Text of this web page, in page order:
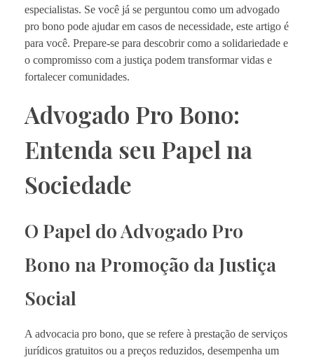
especialistas. Se você já se perguntou como um advogado
pro bono pode ajudar em casos de necessidade, este artigo é
para você. Prepare-se para descobrir como a solidariedade e
o compromisso com a justiça podem transformar vidas e
fortalecer comunidades.
Advogado Pro Bono:
Entenda seu Papel na
Sociedade
O Papel do Advogado Pro
Bono na Promoção da Justiça
Social
A advocacia pro bono, que se refere à prestação de serviços
jurídicos gratuitos ou a preços reduzidos, desempenha um